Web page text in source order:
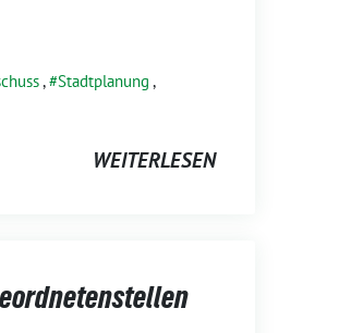
, Stadtplanung ,
WEITERLESEN